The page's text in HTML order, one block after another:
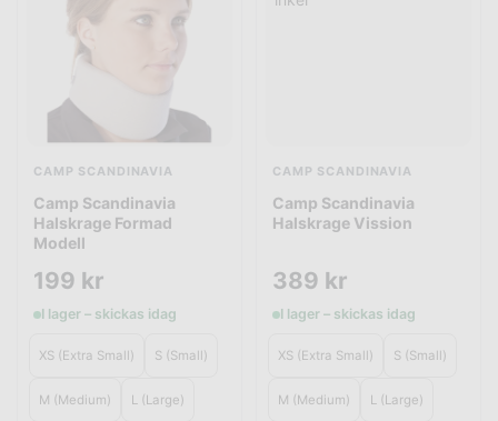
CAMP SCANDINAVIA
Camp Scandinavia
Halskrage Formad
Modell
199 kr
I lager – skickas idag
XS (Extra Small) S (Small)
M (Medium) L (Large)
CAMP SCANDINAVIA
Camp Scandinavia
Halskrage Vission
389 kr
I lager – skickas idag
XS (Extra Small) S (Small)
M (Medium) L (Large)